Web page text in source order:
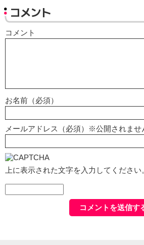
コメント
コメント
お名前（必須）
メールアドレス（必須）※公開されませ
上に表示された文字を入力してください